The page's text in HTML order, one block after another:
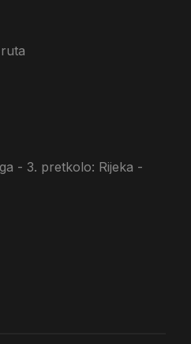
- 3. pretkolo: Rijeka -